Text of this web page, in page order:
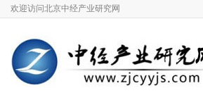
欢迎访问北京中经产业研究网